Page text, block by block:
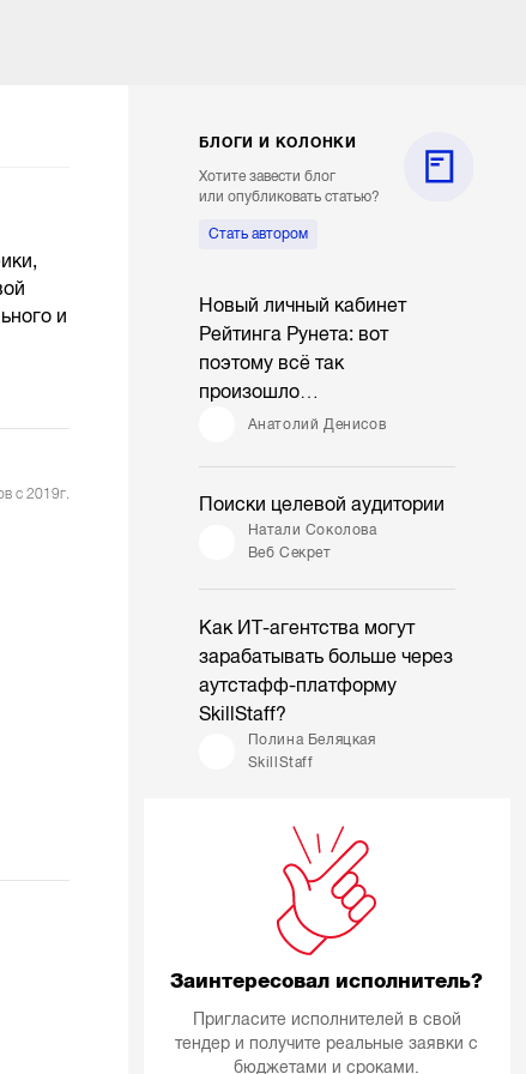
и
с 2019г.
БЛОГИ И КОЛОНКИ
Хотите завести блог
или опубликовать статью?
Стать автором
Новый личный кабинет
Рейтинга Рунета: вот
поэтому всё так
произошло…
Анатолий Денисов
Поиски целевой аудитории
Натали Соколова
Веб Секрет
Как ИТ-агентства могут
зарабатывать больше через
аутстафф-платформу
SkillStaff?
Полина Беляцкая
SkillStaff
Заинтересовал исполнитель?
Пригласите исполнителей в свой
тендер и получите реальные заявки с
бюджетами и сроками.